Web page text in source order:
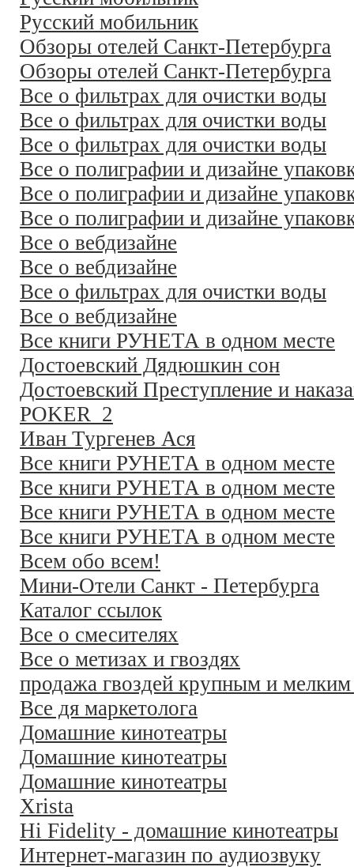
Русский мобильник
Обзоры отелей Санкт-Петербурга
Обзоры отелей Санкт-Петербурга
Все о фильтрах для очистки воды
Все о фильтрах для очистки воды
Все о фильтрах для очистки воды
Все о полиграфии и дизайне
Все о полиграфии и дизайне
Все о полиграфии и дизайне
Все о вебдизайне
Все о вебдизайне
Все о фильтрах для очистки воды
Все о вебдизайне
Все книги РУНЕТА в одном месте
Достоевский Дядюшкин сон
Достоевский Преступление и
POKER_2
Иван Тургенев Ася
Все книги РУНЕТА в одном месте
Все книги РУНЕТА в одном месте
Все книги РУНЕТА в одном месте
Все книги РУНЕТА в одном месте
Всем обо всем!
Мини-Отели Санкт - Петербурга
Каталог ссылок
Все о смесителях
Все о метизах и гвоздях
продажа гвоздей крупным и
Все дя маркетолога
Домашние кинотеатры
Домашние кинотеатры
Домашние кинотеатры
Xrista
Hi Fidelity - домашние кинотеатры
Интернет-магазин по аудиозвуку